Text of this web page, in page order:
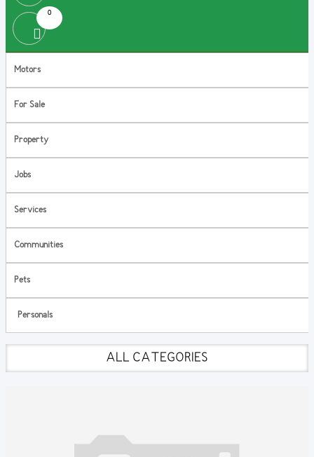
0
Motors
For Sale
Property
Jobs
Services
Communities
Pets
Personals
ALL CATEGORIES